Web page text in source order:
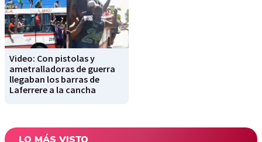
Video: Con pistolas y
ametralladoras de guerra
llegaban los barras de
Laferrere a la cancha